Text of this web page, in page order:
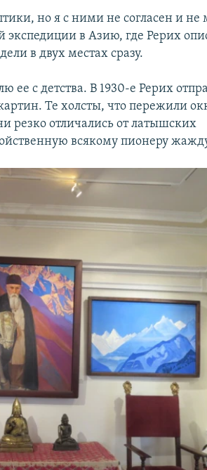
но я с ними не согласен и не
экспедиции в Азию, где Рерих
в двух местах сразу.
ее с детства. В 1930-е Рерих
Те холсты, что пережили
резко отличались от латышских
всякому пионеру